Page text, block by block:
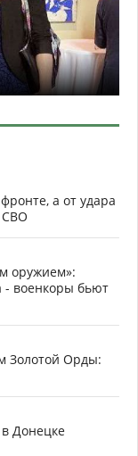
а от удара
СВО
оружием»:
- военкоры бьют
Золотой Орды:
Донецке